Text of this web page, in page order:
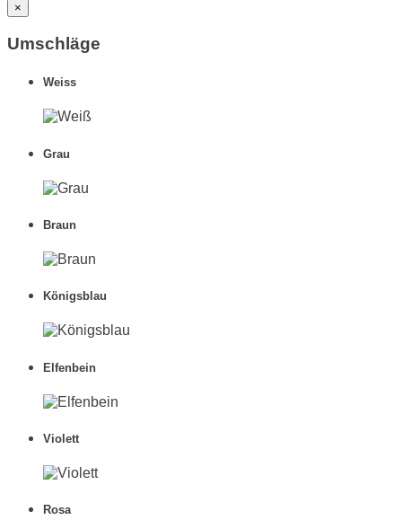
×
Umschläge
Weiss
Grau
Braun
Königsblau
Elfenbein
Violett
Rosa